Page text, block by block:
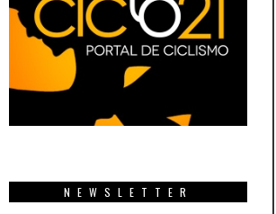
NEWSLETTER